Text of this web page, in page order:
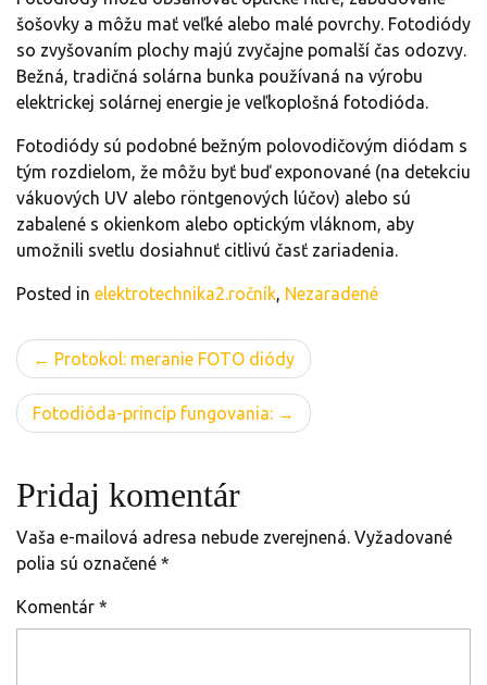
šošovky a môžu mať veľké alebo malé povrchy. Fotodiódy
so zvyšovaním plochy majú zvyčajne pomalší čas odozvy.
Bežná, tradičná solárna bunka používaná na výrobu
elektrickej solárnej energie je veľkoplošná fotodióda.
Fotodiódy sú podobné bežným polovodičovým diódam s
tým rozdielom, že môžu byť buď exponované (na detekciu
vákuových UV alebo röntgenových lúčov) alebo sú
zabalené s okienkom alebo optickým vláknom, aby
umožnili svetlu dosiahnuť citlivú časť zariadenia.
Posted in elektrotechnika2.ročník, Nezaradené
Navigácia
v
článku
Protokol: meranie FOTO diódy
Fotodióda-princíp fungovania:
Pridaj komentár
Vaša e-mailová adresa nebude zverejnená. Vyžadované
polia sú označené *
Komentár *